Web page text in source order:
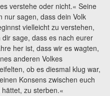
verstehe oder nicht.« Seine
nur sagen, dass dein Volk
vielleicht zu verstehen,
sage, dass es nach eurer
her ist, dass wir es wagten,
anderen Volkes
ob es diesmal klug war,
Konsens zwischen euch
zu sterben.«